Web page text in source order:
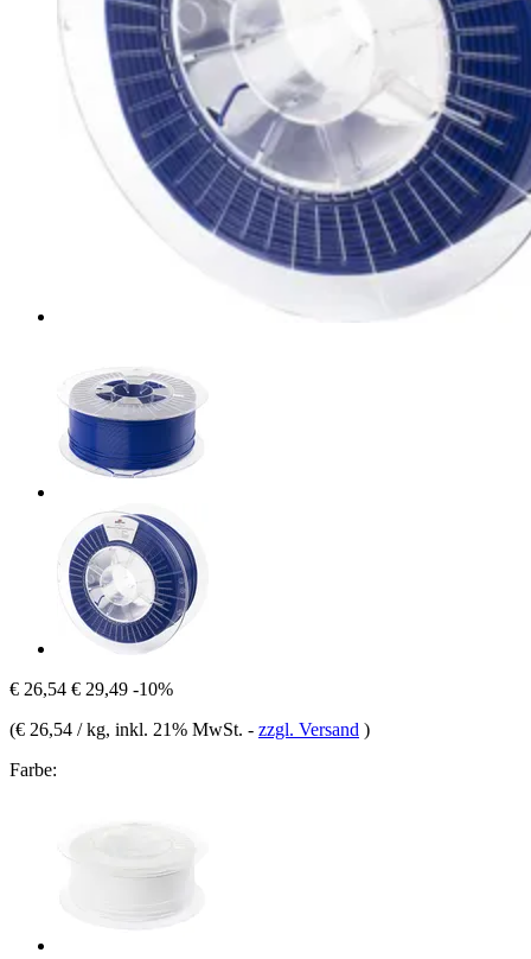
€ 26,54 € 29,49 -10%
(€ 26,54 / kg, inkl. 21% MwSt. - zzgl. Versand )
Farbe: